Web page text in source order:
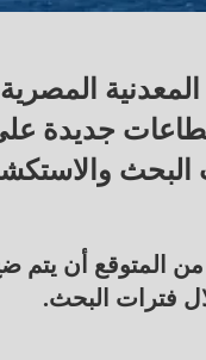
المعدنية
الطبيعية
البحث